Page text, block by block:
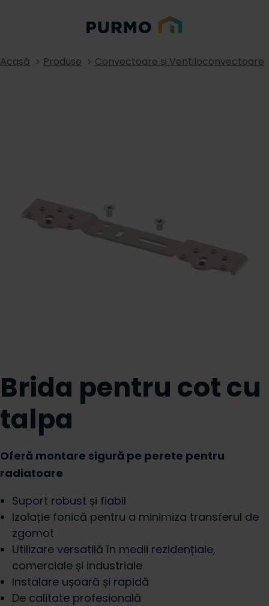
Acasă Produse Convectoare și Ventiloconvectoare
Brida pentru cot cu
talpa
Oferă montare sigură pe perete pentru
radiatoare
Suport robust și fiabil
Izolație fonică pentru a minimiza transferul de
zgomot
Utilizare versatilă în medii rezidențiale,
comerciale și industriale
Instalare ușoară și rapidă
De calitate profesională